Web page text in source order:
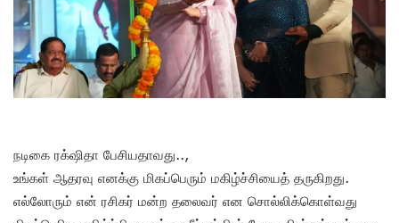
நடிகை ரக்‌ஷிதா பேசியதாவது..,
உங்கள் ஆதரவு எனக்கு மிகப்பெரும் மகிழ்ச்சியைத் தருகிறது.
எல்லோரும் என் ரசிகர் மன்ற தலைவர் என சொல்லிக்கொள்வது